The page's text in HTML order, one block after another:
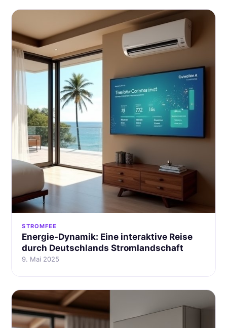
STROMFEE
Energie-Dynamik: Eine interaktive Reise
durch Deutschlands Stromlandschaft
9. Mai 2025